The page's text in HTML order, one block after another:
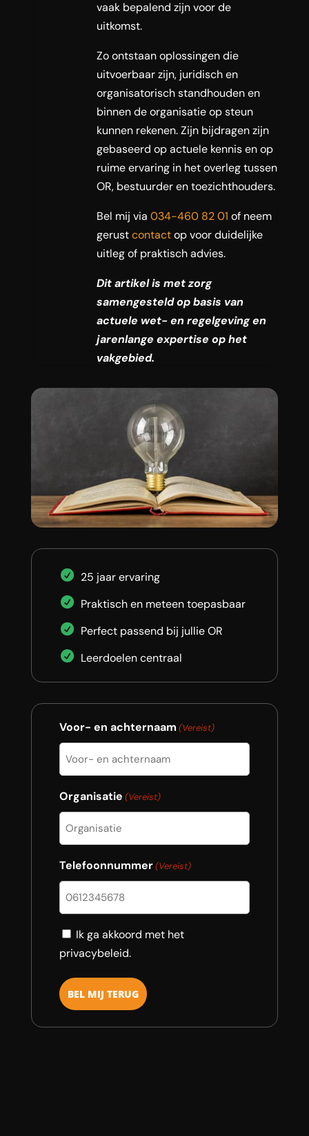
vaak bepalend zijn voor de
uitkomst.
Zo ontstaan oplossingen die
uitvoerbaar zijn, juridisch en
organisatorisch standhouden en
binnen de organisatie op steun
kunnen rekenen. Zijn bijdragen zijn
gebaseerd op actuele kennis en op
ruime ervaring in het overleg tussen
OR, bestuurder en toezichthouders.
Bel mij via 034-460 82 01 of neem
gerustcontactop voor duidelijke
uitleg of praktisch advies.
Dit artikel is met zorg
samengesteld op basis van
actuele wet- en regelgeving en
jarenlange expertise op het
vakgebied.
25 jaar ervaring
Praktisch en meteen toepasbaar
Perfect passend bij jullie OR
Leerdoelen centraal
Voor- en achternaam (Vereist)
Organisatie (Vereist)
Telefoonnummer(Vereist)
Consent
Ik ga akkoord met het
privacybeleid.